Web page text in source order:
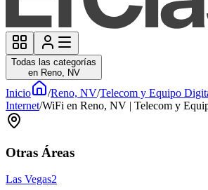
Todas las categorías
en Reno, NV
Inicio /Reno, NV/Telecom y Equipo
Internet/WiFi en Reno, NV | Telecom y
Otras Áreas
Las Vegas2